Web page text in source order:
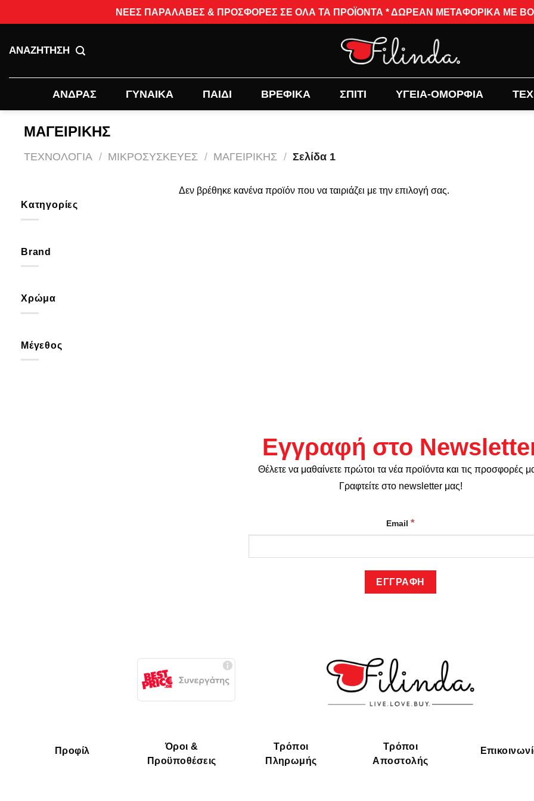
to
ΝΕΕΣ ΠΑΡΑΛΑΒΕΣ & ΠΡΟΣΦΟΡΕΣ ΣΕ ΟΛΑ ΤΑ ΠΡΟΪΟΝΤΑ * ΔΩΡΕΑΝ ΜΕΤΑΦΟΡΙΚΑ ΜΕ BOX
ΑΝΑΖΗΤΗΣΗ
ΑΝΔΡΑΣ ΓΥΝΑΙΚΑ ΠΑΙΔΙ ΒΡΕΦΙΚΑ ΣΠΙΤΙ ΥΓΕΙΑ-ΟΜΟΡΦΙΑ
ΜΑΓΕΙΡΙΚΗΣ
ΤΕΧΝΟΛΟΓΙΑ / ΜΙΚΡΟΣΥΣΚΕΥΕΣ / ΜΑΓΕΙΡΙΚΗΣ / Σελίδα 1
Κατηγορίες
Brand
Χρώμα
Μέγεθος
Δεν βρέθηκε κανένα προϊόν που να ταιριάζει με την επιλογή σας.
Εγγραφή στο
Θέλετε να μαθαίνετε πρώτοι τα νέα προϊόντα και τις προσφορές
Γραφτείτε στο newsletter μας!
Email *
Προφίλ
Όροι &
Προϋποθέσεις
Τρόποι
Πληρωμής
Τρόποι
Αποστολής